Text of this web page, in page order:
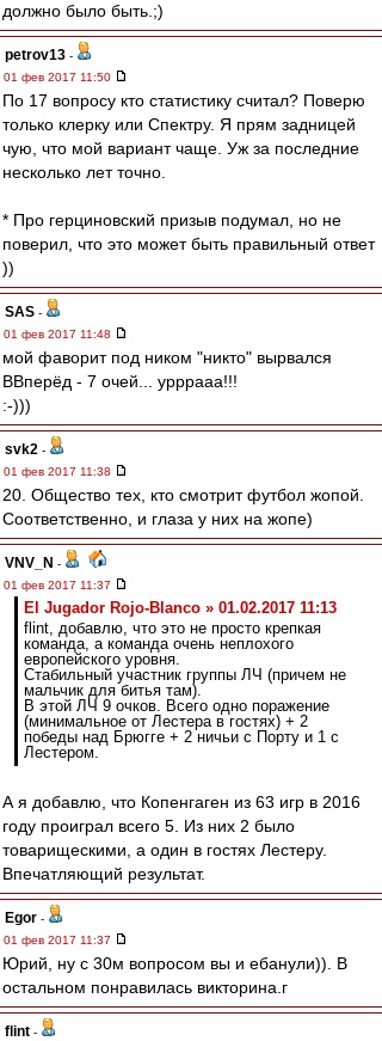
должно было быть.;)
petrov13 -
01 фев 2017 11:50
По 17 вопросу кто статистику считал? Поверю
только клерку или Спектру. Я прям задницей
чую, что мой вариант чаще. Уж за последние
несколько лет точно.
* Про герциновский призыв подумал, но не
поверил, что это может быть правильный ответ
))
SAS -
01 фев 2017 11:48
мой фаворит под ником "никто" вырвался
ВВперёд - 7 очей... урррааа!!!
:-)))
svk2 -
01 фев 2017 11:38
20. Общество тех, кто смотрит футбол жопой.
Соответственно, и глаза у них на жопе)
VNV_N -
01 фев 2017 11:37
El Jugador Rojo-Blanco » 01.02.2017 11:13
flint, добавлю, что это не просто крепкая
команда, а команда очень неплохого
европейского уровня.
Стабильный участник группы ЛЧ (причем не
мальчик для битья там).
В этой ЛЧ 9 очков. Всего одно поражение
(минимальное от Лестера в гостях) + 2
победы над Брюгге + 2 ничьи с Порту и 1 с
Лестером.
А я добавлю, что Копенгаген из 63 игр в 2016
году проиграл всего 5. Из них 2 было
товарищескими, а один в гостях Лестеру.
Впечатляющий результат.
Egor -
01 фев 2017 11:37
Юрий, ну с 30м вопросом вы и ебанули)). В
остальном понравилась викторина.г
flint -